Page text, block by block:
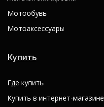
Мотообувь
Мотоаксессуары
Купить
Где купить
Купить в интернет-магазине